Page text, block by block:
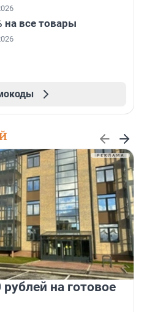
на все товары
на готовое